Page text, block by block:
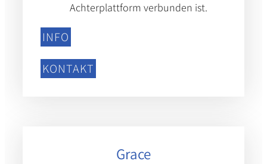
Achterplattform verbunden ist.
INFO
KONTAKT
Grace